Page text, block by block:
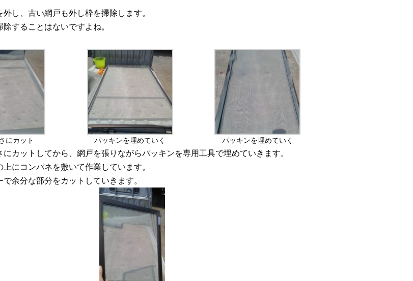
し、古い網戸も外し枠を掃除します。
することはないですよね。
にカット パッキンを埋めていく パッキンを埋めていく
カットしてから、網戸を張りながらパッキンを専用工具で埋めていきます。
にコンパネを敷いて作業しています。
余分な部分をカットしていきます。